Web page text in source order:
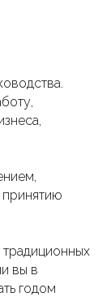
принятию
вы в
годом